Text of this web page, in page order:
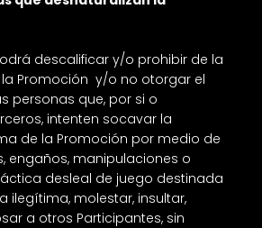
descalificar y/o prohibir de la
Promoción y/o no otorgar el
personas que, por si o
intenten socavar la
de la Promoción por medio de
engaños, manipulaciones o
desleal de juego destinada
ilegítima, molestar, insultar,
a otros Participantes, sin